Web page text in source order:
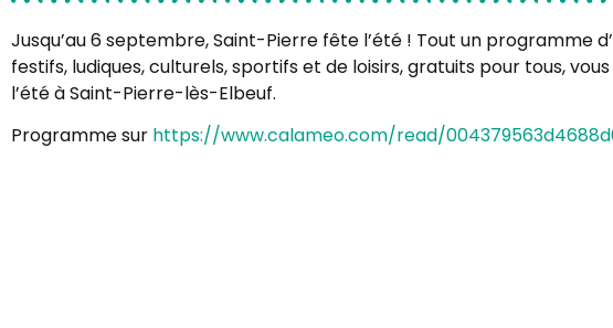
Jusqu’au 6 septembre, Saint-Pierre fête l’été ! Tout un programme
festifs, ludiques, culturels, sportifs et de loisirs, gratuits pour tous,
l’été à Saint-Pierre-lès-Elbeuf.
Programme sur https://www.calameo.com/read/